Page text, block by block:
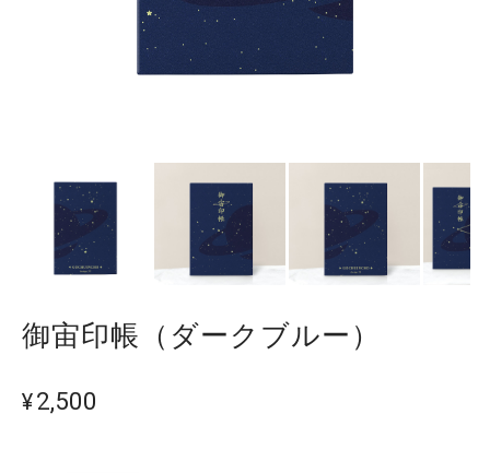
御宙印帳（ダークブルー）
¥2,500